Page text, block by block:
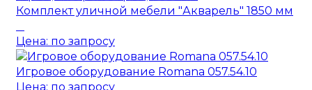
Комплект уличной мебели "Акварель" 1850 мм
Цена: по запросу
Игровое оборудование Romana 057.54.10
Цена: по запросу